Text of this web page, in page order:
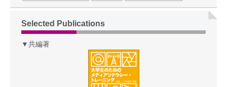
Selected Publications
▼共編著